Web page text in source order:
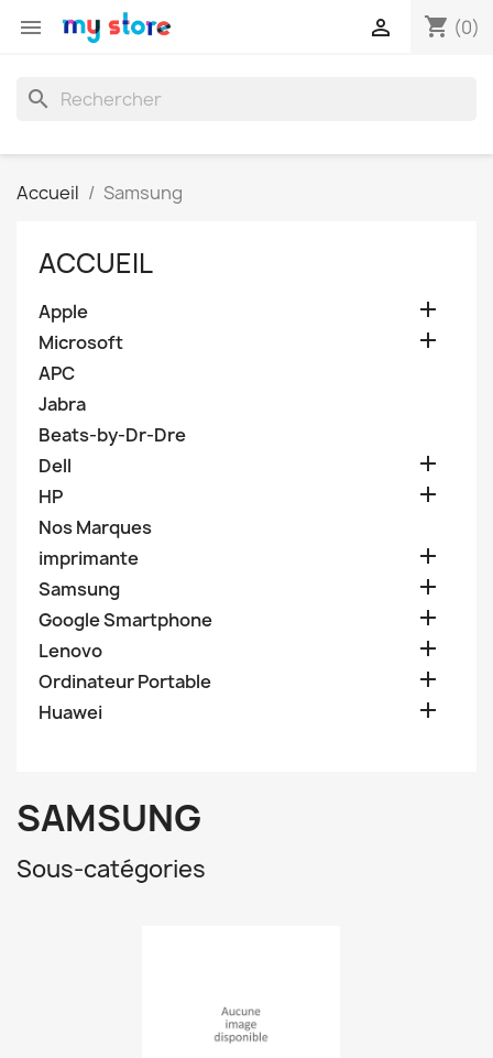
 shopping_cart (0)

search
Accueil Samsung
ACCUEIL
Apple 
Microsoft 
APC
Jabra
Beats-by-Dr-Dre
Dell

HP 
Nos Marques
imprimante

Samsung 
Google Smartphone 
Lenovo 
Ordinateur Portable 
Huawei 
SAMSUNG
Sous-catégories